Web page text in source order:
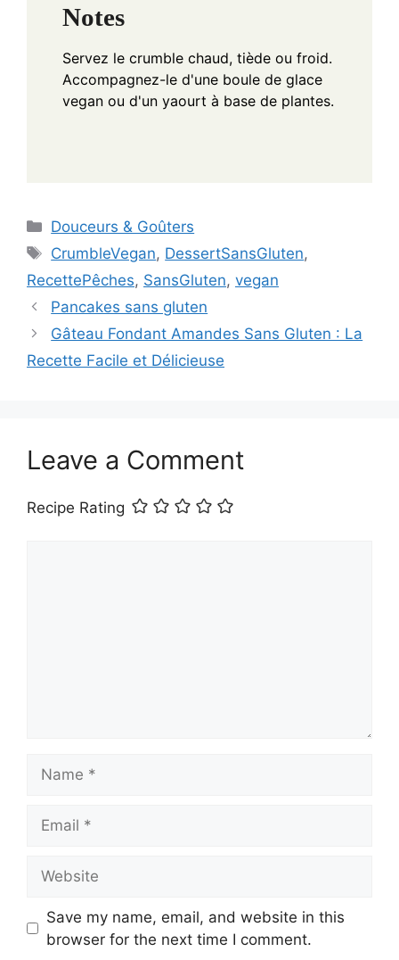
Notes
Servez le crumble chaud, tiède ou froid.
Accompagnez-le d'une boule de glace
vegan ou d'un yaourt à base de plantes.
Categories
Douceurs & Goûters
Tags
CrumbleVegan, DessertSansGluten,
RecettePêches, SansGluten, vegan
Pancakes sans gluten
Gâteau Fondant Amandes Sans Gluten : La
Recette Facile et Délicieuse
Leave a Comment
Recipe Rating
Save my name, email, and website in this
browser for the next time I comment.